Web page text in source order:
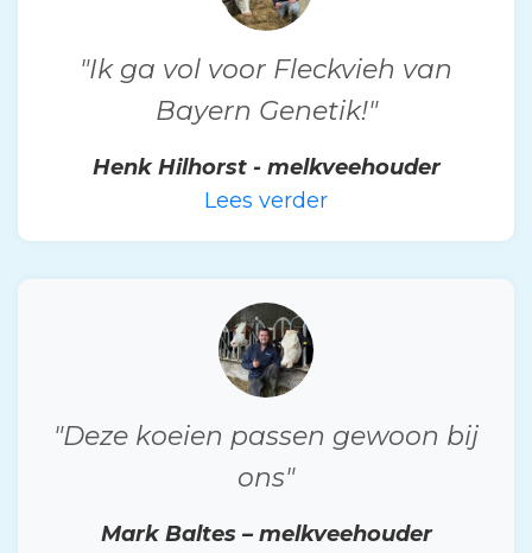
"Ik ga vol voor Fleckvieh van
Bayern Genetik!"
Henk Hilhorst - melkveehouder
Lees verder
"Deze koeien passen gewoon bij
ons"
Mark Baltes – melkveehouder